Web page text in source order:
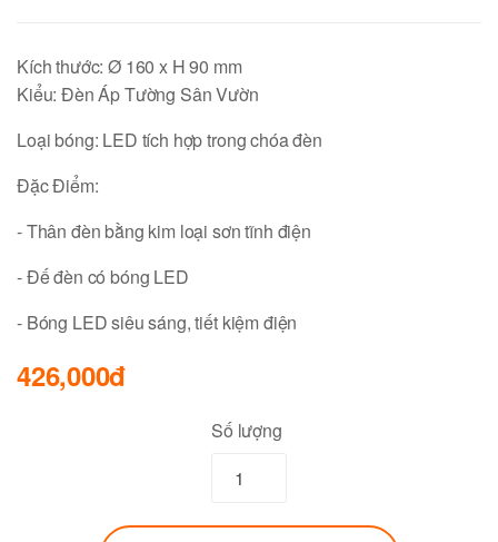
Kích thước: Ø 160 x H 90 mm
Kiểu: Đèn Áp Tường Sân Vườn
Loại bóng: LED tích hợp trong chóa đèn
Đặc Điểm:
- Thân đèn bằng kim loại sơn tĩnh điện
- Đế đèn có bóng LED
- Bóng LED siêu sáng, tiết kiệm điện
426,000đ
Số lượng